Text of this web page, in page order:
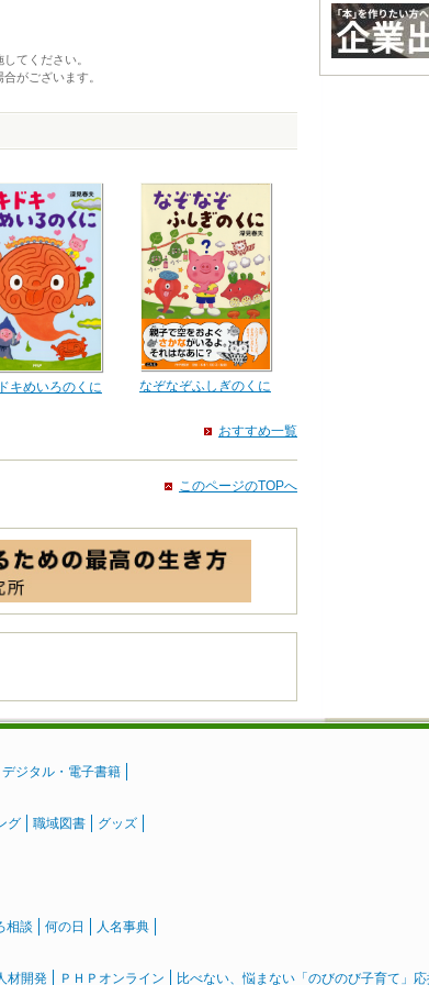
てください。
がございます。
キめいろのくに なぞなぞふしぎのくに
おすすめ一覧
このページのTOPへ
デジタル・電子書籍
グ 職域図書 グッズ
相談 何の日 人名事典
材開発 ＰＨＰオンライン 比べない、悩まない「のびのび子育て」